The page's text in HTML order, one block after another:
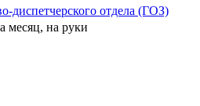
диспетчерского отдела (ГОЗ)
месяц, на руки